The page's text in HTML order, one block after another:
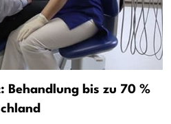
Behandlung bis zu 70 %